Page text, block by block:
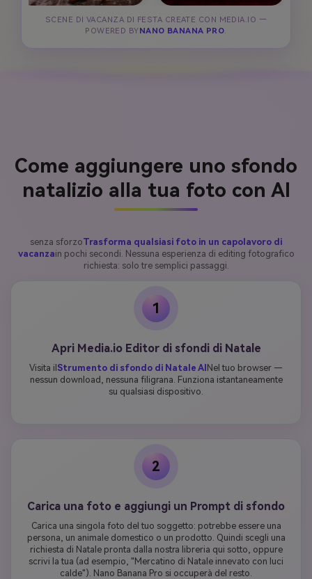
SCENE DI VACANZA DI FESTA CREATE CON MEDIA.IO —
POWERED BY NANO BANANA PRO.
Come aggiungere uno sfondo
natalizio alla tua foto con AI
senza sforzoTrasforma qualsiasi foto in un capolavoro di
vacanzain pochi secondi. Nessuna esperienza di editing fotografico
richiesta: solo tre semplici passaggi.
1
Apri Media.io Editor di sfondi di Natale
Visita il Strumento di sfondo di Natale AI Nel tuo browser —
nessun download, nessuna filigrana. Funziona istantaneamente
su qualsiasi dispositivo.
2
Carica una foto e aggiungi un Prompt di sfondo
Carica una singola foto del tuo soggetto: potrebbe essere una
persona, un animale domestico o un prodotto. Quindi scegli una
richiesta di Natale pronta dalla nostra libreria qui sotto, oppure
scrivi la tua (ad esempio, "Mercatino di Natale innevato con luci
calde"). Nano Banana Pro si occuperà del resto.